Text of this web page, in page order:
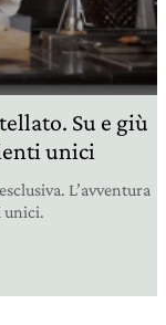
Su e giù
unici
L’avventura
unici.